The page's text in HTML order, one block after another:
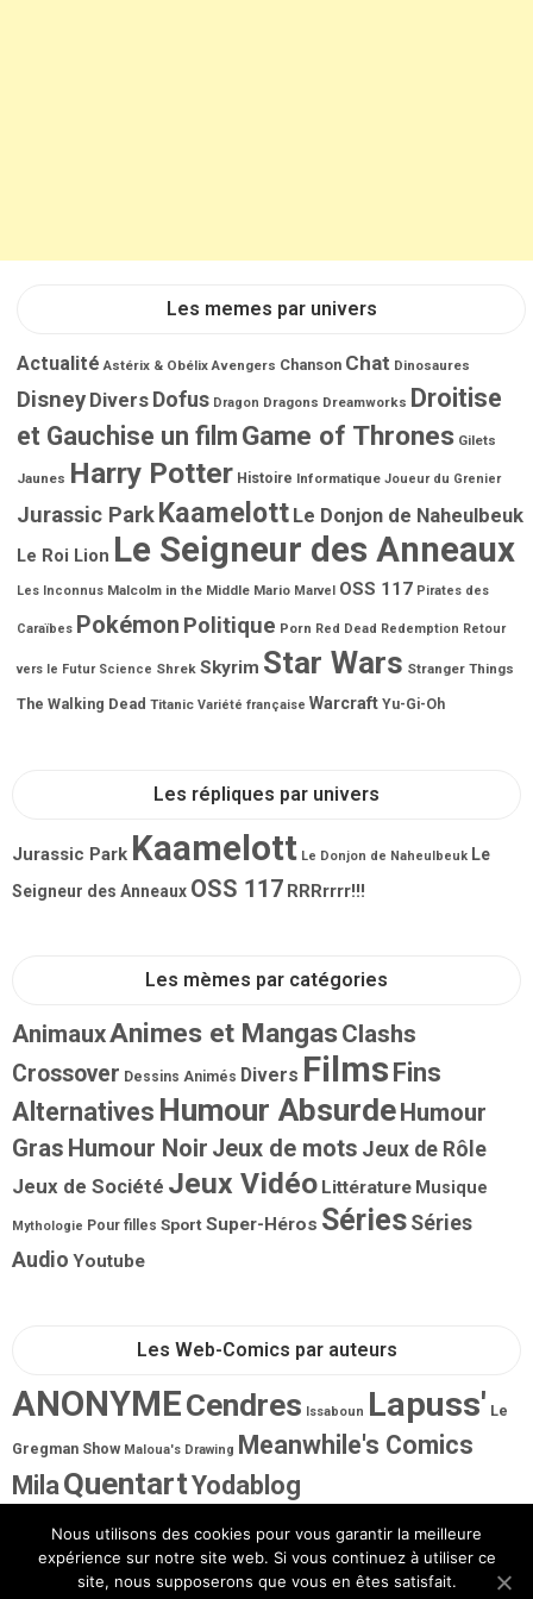
Les memes par univers
Actualité Astérix & Obélix Avengers Chanson Chat Dinosaures
Disney Divers Dofus Dragon Dragons Dreamworks Droitise
et Gauchise un film Game of Thrones Gilets
Jaunes Harry Potter Histoire Informatique Joueur du Grenier
Jurassic ParkKaamelott Le Donjon de Naheulbeuk
Le Roi Lion Le Seigneur des Anneaux
Les Inconnus Malcolm in the Middle Mario Marvel OSS 117 Pirates des
Caraïbes Pokémon Politique Porn Red Dead Redemption Retour
vers le Futur Science Shrek Skyrim Star Wars Stranger Things
The Walking Dead Titanic Variété française Warcraft Yu-Gi-Oh
Les répliques par univers
Jurassic Park Kaamelott Le Donjon de Naheulbeuk Le
Seigneur des Anneaux OSS 117 RRRrrrr!!!
Les mèmes par catégories
AnimauxAnimes et MangasClashs
Crossover Dessins Animés Divers Films Fins
Alternatives Humour AbsurdeHumour
Gras Humour Noir Jeux de mots Jeux de Rôle
Jeux de Société Jeux Vidéo Littérature Musique
Mythologie Pour filles SportSuper-Héros Séries Séries
Audio Youtube
Les Web-Comics par auteurs
ANONYMECendres Issaboun Lapuss' Le
Gregman Show Maloua's Drawing Meanwhile's Comics
MilaQuentartYodablog
Nous utilisons des cookies pour vous garantir la meilleure
expérience sur notre site web. Si vous continuez à utiliser ce
site, nous supposerons que vous en êtes satisfait.